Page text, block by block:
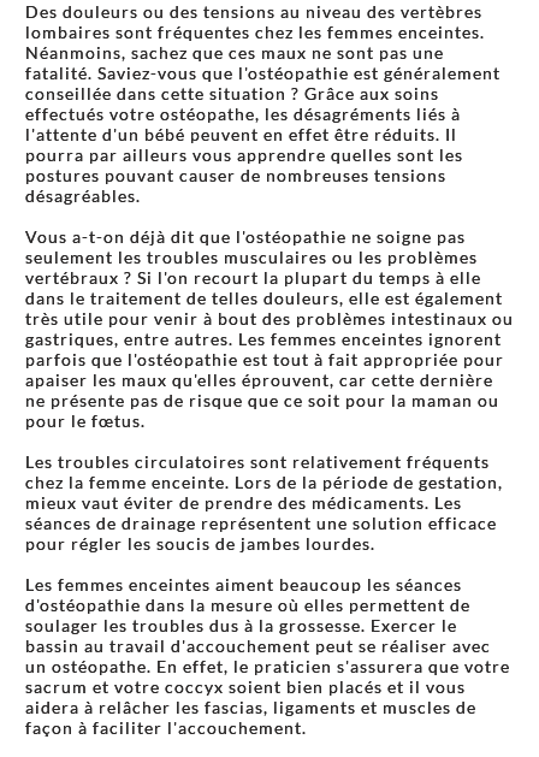
Des douleurs ou des tensions au niveau des vertèbres
lombaires sont fréquentes chez les femmes enceintes.
Néanmoins, sachez que ces maux ne sont pas une
fatalité. Saviez-vous que l'ostéopathie est généralement
conseillée dans cette situation ? Grâce aux soins
effectués votre ostéopathe, les désagréments liés à
l'attente d'un bébé peuvent en effet être réduits. Il
pourra par ailleurs vous apprendre quelles sont les
postures pouvant causer de nombreuses tensions
désagréables.
Vous a-t-on déjà dit que l'ostéopathie ne soigne pas
seulement les troubles musculaires ou les problèmes
vertébraux ? Si l'on recourt la plupart du temps à elle
dans le traitement de telles douleurs, elle est également
très utile pour venir à bout des problèmes intestinaux ou
gastriques, entre autres. Les femmes enceintes ignorent
parfois que l'ostéopathie est tout à fait appropriée pour
apaiser les maux qu'elles éprouvent, car cette dernière
ne présente pas de risque que ce soit pour la maman ou
pour le fœtus.
Les troubles circulatoires sont relativement fréquents
chez la femme enceinte. Lors de la période de gestation,
mieux vaut éviter de prendre des médicaments. Les
séances de drainage représentent une solution efficace
pour régler les soucis de jambes lourdes.
Les femmes enceintes aiment beaucoup les séances
d'ostéopathie dans la mesure où elles permettent de
soulager les troubles dus à la grossesse. Exercer le
bassin au travail d'accouchement peut se réaliser avec
un ostéopathe. En effet, le praticien s'assurera que votre
sacrum et votre coccyx soient bien placés et il vous
aidera à relâcher les fascias, ligaments et muscles de
façon à faciliter l'accouchement.